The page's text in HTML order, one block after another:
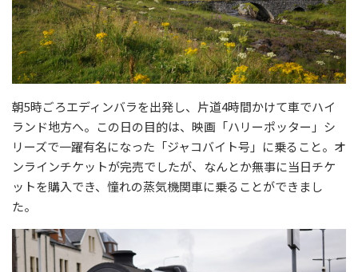
朝5時ごろエディンバラを出発し、片道4時間かけて車でハイ
ランド地方へ。この日の目的は、映画「ハリーポッター」シ
リーズで一躍有名になった「ジャコバイト号」に乗ること。オ
ンラインチケットが完売でしたが、なんとか無事に当日チケ
ットを購入でき、憧れの蒸気機関車に乗ることができまし
た。